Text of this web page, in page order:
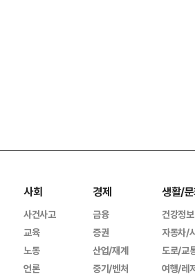
사회
사건사고
교육
노동
언론
경제
금융
증권
산업/재계
중기/벤처
생활/
건강정보
자동차/
도로/교
여행/레